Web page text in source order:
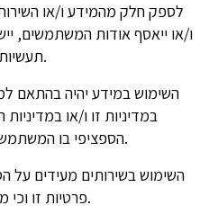
לספק חלק מהמידע ו/או
ו/או ייאסף אודות המשתמשים,
תעשיות, אשר הינה בעלת השליטה בהם.
במדיניות זו ו/או
הספציפי בו המשתמש עושה שימוש ועל פי הוראות דין.
פרטיות זו וכי מידע יישמר וינוהל במאגר כאמור.